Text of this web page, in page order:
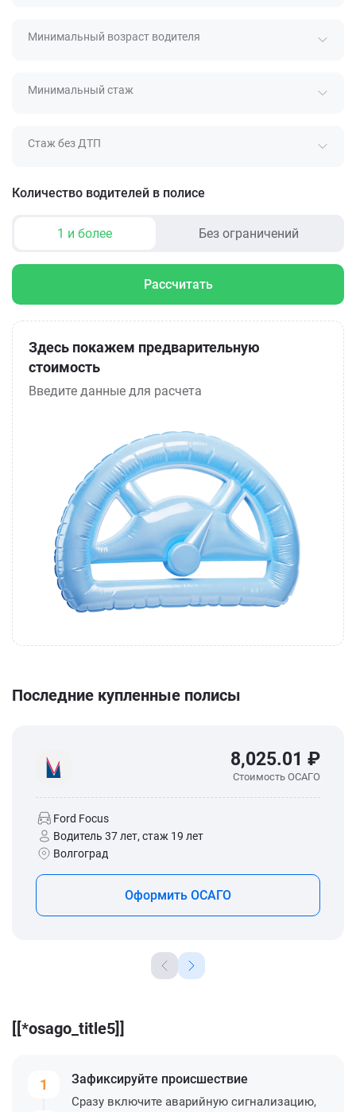
Минимальный возраст водителя
Минимальный стаж
Стаж без ДТП
Количество водителей в полисе
1 и более Без ограничений
Рассчитать
Здесь покажем предварительную
стоимость
Введите данные для расчета
Последние купленные полисы
8,025.01 ₽
Стоимость ОСАГО
Ford Focus
Водитель 37 лет, стаж 19 лет
Волгоград
Оформить ОСАГО
[[*osago_title5]]
1 Зафиксируйте происшествие
Сразу включите аварийную сигнализацию,